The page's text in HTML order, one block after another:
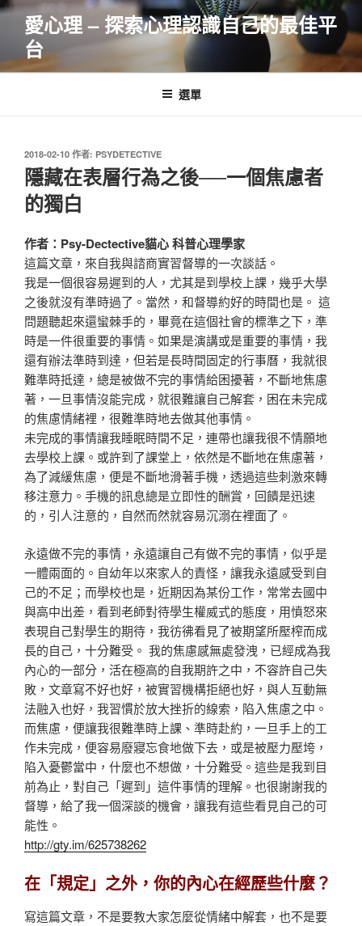
跳
要
愛心理 – 探索心理認識自己的最佳平
台
選單
發
佈
於
2018-02-10 作者: PSYDETECTIVE
隱藏在表層行為之後──一個焦慮者
的獨白
作者：Psy-Dectective貓心 科普心理學家
這篇文章，來自我與諮商實習督導的一次談話。
我是一個很容易遲到的人，尤其是到學校上課，幾乎大學
之後就沒有準時過了。當然，和督導約好的時間也是。 這
問題聽起來還蠻棘手的，畢竟在這個社會的標準之下，準
時是一件很重要的事情。如果是演講或是重要的事情，我
還有辦法準時到達，但若是長時間固定的行事曆，我就很
難準時抵達，總是被做不完的事情給困擾著，不斷地焦慮
著，一旦事情沒能完成，就很難讓自己解套，困在未完成
的焦慮情緒裡，很難準時地去做其他事情。
未完成的事情讓我睡眠時間不足，連帶也讓我很不情願地
去學校上課。或許到了課堂上，依然是不斷地在焦慮著，
為了減緩焦慮，便是不斷地滑著手機，透過這些刺激來轉
移注意力。手機的訊息總是立即性的酬賞，回饋是迅速
的，引人注意的，自然而然就容易沉溺在裡面了。
永遠做不完的事情，永遠讓自己有做不完的事情，似乎是
一體兩面的。自幼年以來家人的責怪，讓我永遠感受到自
己的不足；而學校也是，近期因為某份工作，常常去國中
與高中出差，看到老師對待學生權威式的態度，用憤怒來
表現自己對學生的期待，我彷彿看見了被期望所壓榨而成
長的自己，十分難受。 我的焦慮感無處發洩，已經成為我
內心的一部分，活在極高的自我期許之中，不容許自己失
敗，文章寫不好也好，被實習機構拒絕也好，與人互動無
法融入也好，我習慣於放大挫折的線索，陷入焦慮之中。
而焦慮，便讓我很難準時上課、準時赴約，一旦手上的工
作未完成，便容易廢寢忘食地做下去，或是被壓力壓垮，
陷入憂鬱當中，什麼也不想做，十分難受。這些是我到目
前為止，對自己「遲到」這件事情的理解。也很謝謝我的
督導，給了我一個深談的機會，讓我有這些看見自己的可
能性。
http://gty.im/625738262
在「規定」之外，你的內心在經歷些什麼？
寫這篇文章，不是要教大家怎麼從情緒中解套，也不是要